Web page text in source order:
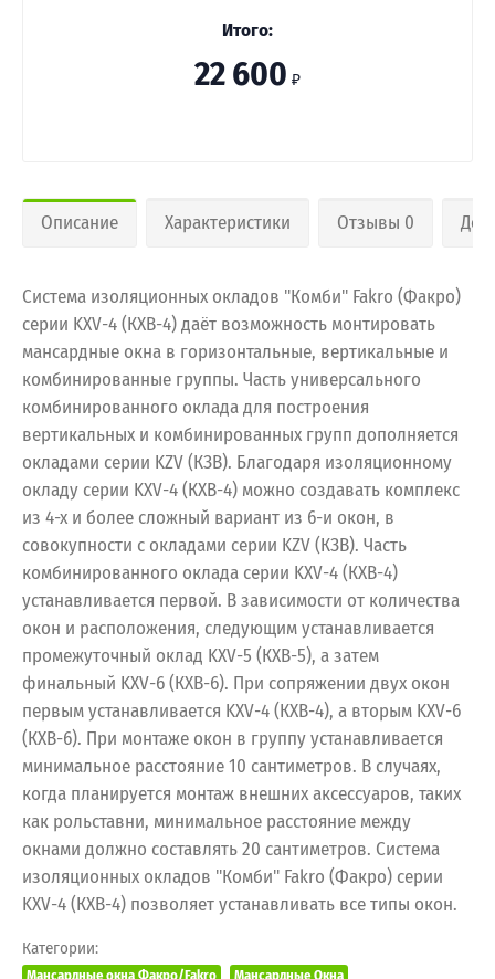
Итого:
22 600 ₽
Описание Характеристики Отзывы 0
Система изоляционных окладов "Комби" Fakro (Факро)
серии KXV-4 (КХВ-4) даёт возможность монтировать
мансардные окна в горизонтальные, вертикальные и
комбинированные группы. Часть универсального
комбинированного оклада для построения
вертикальных и комбинированных групп дополняется
окладами серии KZV (КЗВ). Благодаря изоляционному
окладу серии KXV-4 (КХВ-4) можно создавать комплекс
из 4-х и более сложный вариант из 6-и окон, в
совокупности с окладами серии KZV (КЗВ). Часть
комбинированного оклада серии KXV-4 (КХВ-4)
устанавливается первой. В зависимости от количества
окон и расположения, следующим устанавливается
промежуточный оклад KXV-5 (КХВ-5), а затем
финальный KXV-6 (КХВ-6). При сопряжении двух окон
первым устанавливается KXV-4 (КХВ-4), а вторым KXV-6
(КХВ-6). При монтаже окон в группу устанавливается
минимальное расстояние 10 сантиметров. В случаях,
когда планируется монтаж внешних аксессуаров, таких
как рольставни, минимальное расстояние между
окнами должно составлять 20 сантиметров. Система
изоляционных окладов "Комби" Fakro (Факро) серии
KXV-4 (КХВ-4) позволяет устанавливать все типы окон.
Категории:
Мансардные окна Факро/Fakro Мансардные Окна